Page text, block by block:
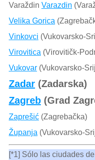
Varaždin Varazdin
Velika Gorica
Vinkovci (Vukovarsko-
Virovitica (Virovitičk-
Vukovar(Vukovarsko-
Zadar(Zadarska)
Zagreb(Grad
Zaprešić(Zagrebačka)
Županja (Vukovarsko-
[*1] Sólo las ciudades